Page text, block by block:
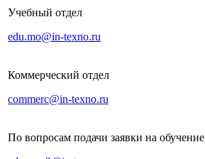
Учебный отдел
edu.mo@in-texno.ru
Коммерческий отдел
commerc@in-texno.ru
По вопросам подачи заявки на обучение